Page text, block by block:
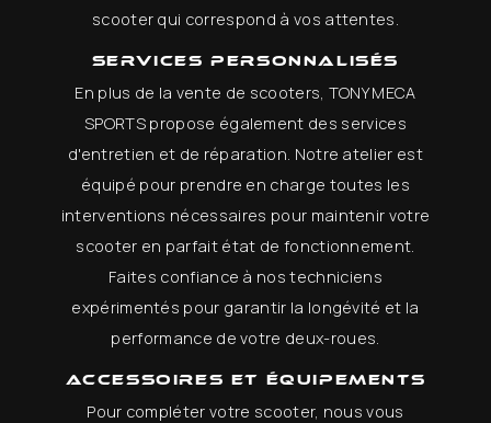
scooter qui correspond à vos attentes.
Services personnalisés
En plus de la vente de scooters, TONY MECA
SPORTS propose également des services
d'entretien et de réparation. Notre atelier est
équipé pour prendre en charge toutes les
interventions nécessaires pour maintenir votre
scooter en parfait état de fonctionnement.
Faites confiance à nos techniciens
expérimentés pour garantir la longévité et la
performance de votre deux-roues.
Accessoires et équipements
Pour compléter votre scooter, nous vous